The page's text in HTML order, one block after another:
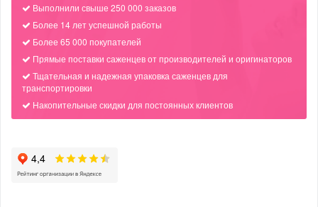
Выполнили свыше 250 000 заказов
Более 14 лет успешной работы
Более 65 000 покупателей
Прямые поставки саженцев от производителей и оригинаторов
Тщательная и надежная упаковка саженцев для
транспортировки
Накопительные скидки для постоянных клиентов